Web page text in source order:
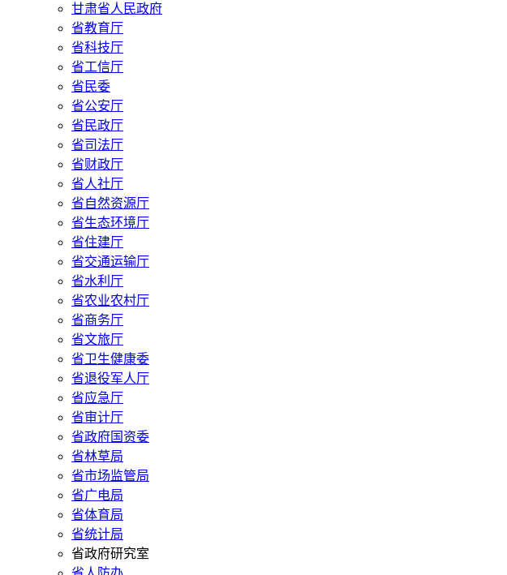
甘肃省人民政府
省教育厅
省科技厅
省工信厅
省民委
省公安厅
省民政厅
省司法厅
省财政厅
省人社厅
省自然资源厅
省生态环境厅
省住建厅
省交通运输厅
省水利厅
省农业农村厅
省商务厅
省文旅厅
省卫生健康委
省退役军人厅
省应急厅
省审计厅
省政府国资委
省林草局
省市场监管局
省广电局
省体育局
省统计局
省政府研究室